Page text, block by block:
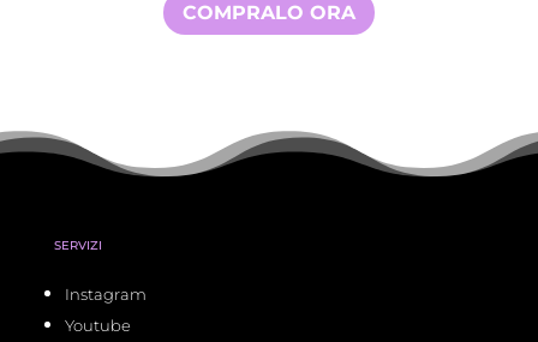
COMPRALO ORA
SERVIZI
Instagram
Youtube